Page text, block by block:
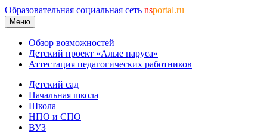
Образовательная социальная сеть nsportal.ru
Меню
Обзор возможностей
Детский проект «Алые паруса»
Аттестация педагогических работников
Детский сад
Начальная школа
Школа
НПО и СПО
ВУЗ